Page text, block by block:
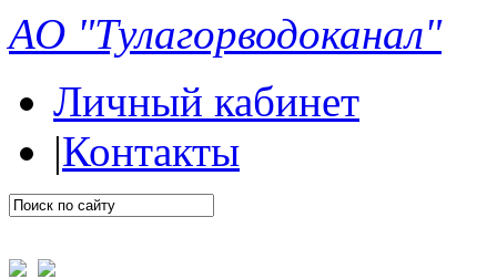
АО "Тулагорводоканал"
Личный кабинет
|Контакты